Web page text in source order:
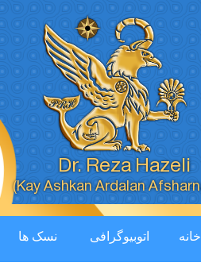
Dr. Reza Hazeli
خانه اتوبیوگرافی نسک ها